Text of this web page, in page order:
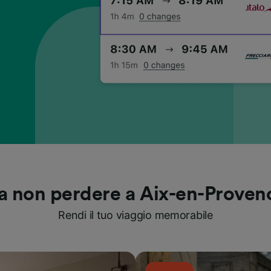
non perdere a Aix-en-
Rendi il tuo viaggio memorabile